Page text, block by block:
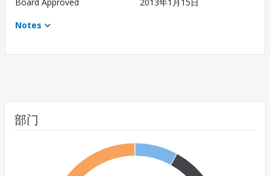
Board Approved
2013年1月15日
Notes
部门